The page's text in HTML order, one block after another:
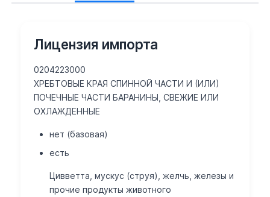
Лицензия импорта
0204223000
ХРЕБТОВЫЕ КРАЯ СПИННОЙ ЧАСТИ И (ИЛИ)
ПОЧЕЧНЫЕ ЧАСТИ БАРАНИНЫ, СВЕЖИЕ ИЛИ
ОХЛАЖДЕННЫЕ
нет (базовая)
есть
Цивветта, мускус (струя), желчь, железы и
прочие продукты животного